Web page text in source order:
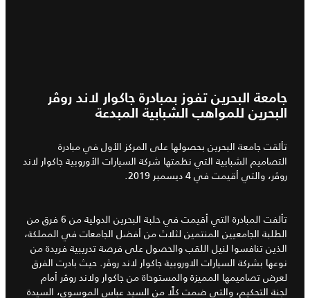
جامعة البحرين تفوز بمبادرة جاكوار لاند روﭬر
البحرين للمواهب الشبابية المبدعة
تألقت جامعة البحرين بحصولها على المركز الأول في مبادرة
التصاميم الشبابية التي نظمتها شركة السيارات الأوروبية جاكوار لاند
روﭬر، والتي أقيمت في 4 ديسمبر 2019.
تألفت المبادرة التي أقيمت في حلبة البحرين الدولية من 6 فرق من
الطلبة الجامعيين المنتمين لثلاث من أفضل الجامعات في المملكة،
الذين تنافسوا لنيل اللقب والحصول على فرصة تدريبية فريدة من
نوعها بشركة السيارات الاوروبية جاكوار لاند روﭬر. حيث بادرت الفرق
لعرض تصاميمها المميزة والمستوحاة من جاكوار ولاند روﭬر أمام
لجنة التحكيم، والتي ضمت كلًا من السيد عباس الموسوي، السيدة